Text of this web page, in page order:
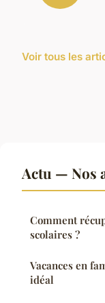
Voir tous les
Actu — Nos
Comment
scolaires ?
Vacances en
idéal